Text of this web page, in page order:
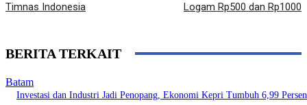
Timnas Indonesia
Logam Rp500 dan Rp1000
BERITA TERKAIT
Batam
Investasi dan Industri Jadi Penopang, Ekonomi Kepri Tumbuh 6,99 Persen